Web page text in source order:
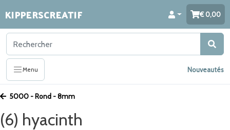
KIPPERSCREATIF 0,00
Menu Nouveautés
5000 - Rond - 8mm
(6) hyacinth